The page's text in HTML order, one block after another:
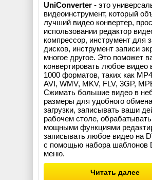
UniConverter - это
видеоинструмент, который
лучший видео конвертер,
использовании редактор
компрессор, инструмент для
дисков, инструмент записи
многое другое. Это поможет
конвертировать любое видео
1000 форматов, таких как
AVI, WMV, MKV, FLV, 3GP,
Сжимать большие видео в
размеры для удобного
загрузки, записывать ваши
рабочем столе,
мощными функциями
записывать любое видео на
с помощью набора шаблонов
меню.
Читать далее